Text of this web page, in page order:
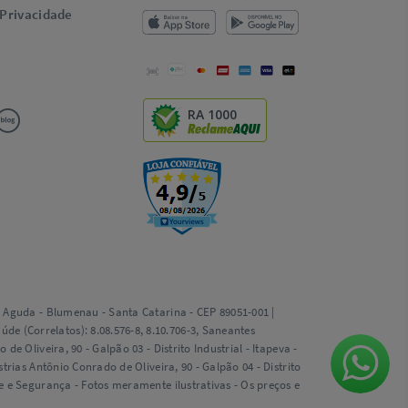
RA 1000
- Blumenau - Santa Catarina - CEP 89051-001 |
(Correlatos): 8.08.576-8, 8.10.706-3, Saneantes
de Oliveira, 90 - Galpão 03 - Distrito Industrial - Itapeva -
Antônio Conrado de Oliveira, 90 - Galpão 04 - Distrito
e Segurança - Fotos meramente ilustrativas - Os preços e